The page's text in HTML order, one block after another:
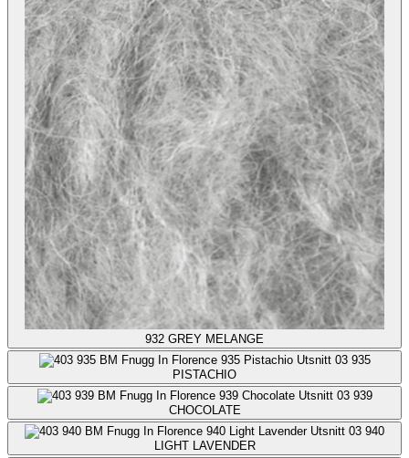
932 GREY MELANGE
935
PISTACHIO
939
CHOCOLATE
940
LIGHT LAVENDER